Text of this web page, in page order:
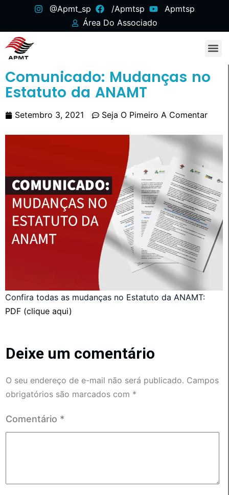
@apmt_sp /apmtsp
Apmtsp
Área Do Associado
Comunicado: Mudanças no
Estatuto da ANAMT
Setembro 3, 2021 Seja O Pimeiro A Comentar
Confira todas as mudanças no Estatuto da ANAMT:
PDF (clique aqui)
Deixe um comentário
O seu endereço de e-mail não será publicado. Campos
obrigatórios são marcados com *
Comentário *